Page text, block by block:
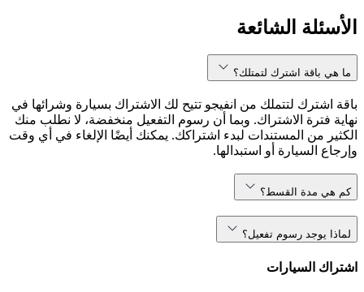
الأسئلة الشائعة
ما هي باقة اشترك لتمتلك؟
باقة اشترك لتتملك من انفيجو تتيح لك الاشتراك بسيارة وشرائها في
نهاية فترة الاشتراك. وبما أن رسوم التفعيل منخفضة، لا نطلب منك
الكثير من المستندات لبدء اشتراكك. يمكنك أيضًا الإلغاء في أي وقت
وإرجاع السيارة أو استبدالها.
كم هي مدة القسط؟
لماذا يوجد رسوم تفعيل؟
اشتراك السيارات